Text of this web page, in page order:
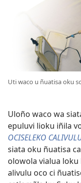
Uti waco u ñuatisa oku
Uloño waco wa
epuluvi lioku iñila
OCISELEKO
siata oku ñuatisa
olowola vialua
alivulu oco ci